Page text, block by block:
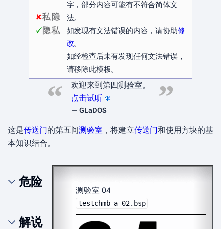
字，部分内容可能有不符合简体文
法。
如发现有文法错误的内容，请协助修
改。
如经检查后未有发现任何文法错误，
请移除此模板。
“
欢迎来到第四测验室。
点击试听
— GLaDOS ”
这是传送门的第五间测验室 ，将建立传送门和使用方块的基
本知识结合。
测验室 04
testchmb_a_02.bsp
危险
解说